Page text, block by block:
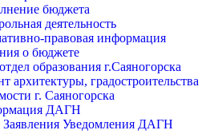
бюджета
деятельность
правовая информация
о бюджете
образования г.Саяногорска
архитектуры, градостроительства
г. Саяногорска
ДАГН
Заявления Уведомления ДАГН